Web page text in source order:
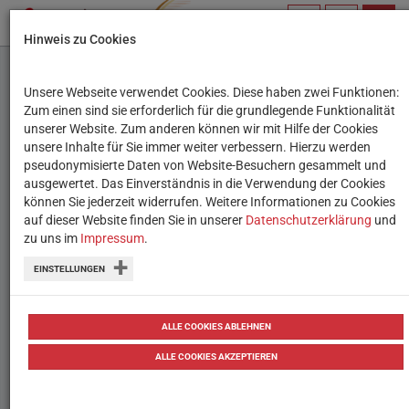
Serious Games: “Zocken”
zu Bildungszwecken
Digitale Spiele können nicht nur
unterhaltsam, sondern auch lehrreich
sein.
Hinweis zu Cookies
Unsere Webseite verwendet Cookies. Diese haben zwei Funktionen:
Zum einen sind sie erforderlich für die grundlegende Funktionalität
unserer Website. Zum anderen können wir mit Hilfe der Cookies
unsere Inhalte für Sie immer weiter verbessern. Hierzu werden
pseudonymisierte Daten von Website-Besuchern gesammelt und
ausgewertet. Das Einverständnis in die Verwendung der Cookies
können Sie jederzeit widerrufen. Weitere Informationen zu Cookies
auf dieser Website finden Sie in unserer Datenschutzerklärung und
zu uns im Impressum.
EINSTELLUNGEN
ALLE COOKIES ABLEHNEN
ALLE COOKIES AKZEPTIEREN